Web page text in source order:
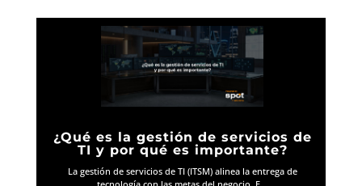
¿Qué es la gestión de servicios de
TI y por qué es importante?
La gestión de servicios de TI (ITSM) alinea la entrega de